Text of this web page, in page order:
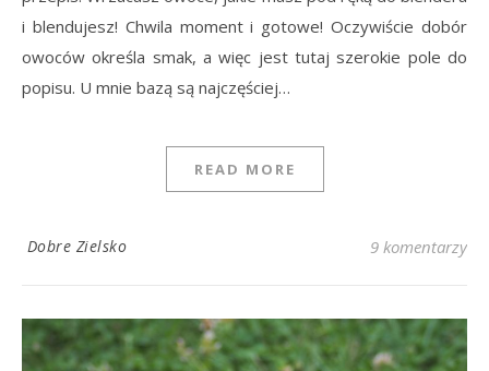
i blendujesz! Chwila moment i gotowe! Oczywiście dobór
owoców określa smak, a więc jest tutaj szerokie pole do
popisu. U mnie bazą są najczęściej…
READ MORE
Dobre Zielsko 9 komentarzy